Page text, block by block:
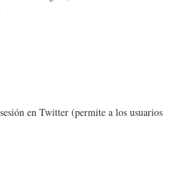
en Twitter (permite a los usuarios